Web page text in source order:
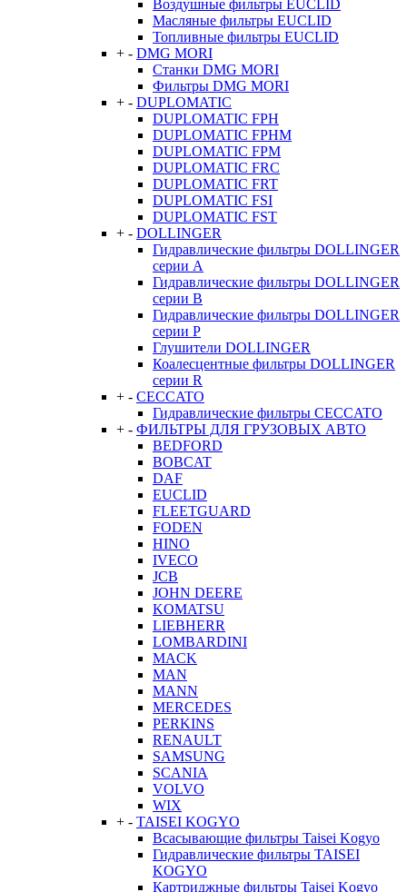
Воздушные фильтры EUCLID
Масляные фильтры EUCLID
Топливные фильтры EUCLID
+ - DMG MORI
Станки DMG MORI
Фильтры DMG MORI
+ - DUPLOMATIC
DUPLOMATIC FPH
DUPLOMATIC FPHM
DUPLOMATIC FPM
DUPLOMATIC FRC
DUPLOMATIC FRT
DUPLOMATIC FSI
DUPLOMATIC FST
+ - DOLLINGER
Гидравлические фильтры DOLLINGER
серии A
Гидравлические фильтры DOLLINGER
серии B
Гидравлические фильтры DOLLINGER
серии P
Глушители DOLLINGER
Коалесцентные фильтры DOLLINGER
серии R
+ - CECCATO
Гидравлические фильтры CECCATO
+ - ФИЛЬТРЫ ДЛЯ ГРУЗОВЫХ АВТО
BEDFORD
BOBCAT
DAF
EUCLID
FLEETGUARD
FODEN
HINO
IVECO
JCB
JOHN DEERE
KOMATSU
LIEBHERR
LOMBARDINI
MACK
MAN
MANN
MERCEDES
PERKINS
RENAULT
SAMSUNG
SCANIA
VOLVO
WIX
+ - TAISEI KOGYO
Всасывающие фильтры Taisei Kogyo
Гидравлические фильтры TAISEI
KOGYO
Картриджные фильтры Taisei Kogyo